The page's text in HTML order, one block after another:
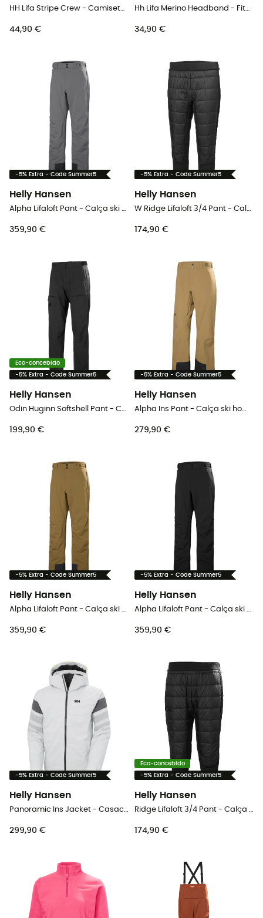
HH Lifa Stripe Crew - Camiseta técnica homem
44,90 €
Hh Lifa Merino Headband - Fita cabeça
34,90 €
-5% Extra - Code Summer5
Helly Hansen
Alpha Lifaloft Pant - Calça ski homem
359,90 €
-5% Extra - Code Summer5
Helly Hansen
W Ridge Lifaloft 3/4 Pant - Calça ski mulher
174,90 €
Eco-concebido
-5% Extra - Code Summer5
Helly Hansen
Odin Huginn Softshell Pant - Calça ski homem
199,90 €
-5% Extra - Code Summer5
Helly Hansen
Alpha Ins Pant - Calça ski homem
279,90 €
-5% Extra - Code Summer5
Helly Hansen
Alpha Lifaloft Pant - Calça ski homem
359,90 €
-5% Extra - Code Summer5
Helly Hansen
Alpha Lifaloft Pant - Calça ski homem
359,90 €
-5% Extra - Code Summer5
Helly Hansen
Panoramic Ins Jacket - Casaco de esquí homem
299,90 €
Eco-concebido
-5% Extra - Code Summer5
Helly Hansen
Ridge Lifaloft 3/4 Pant - Calça térmica homem
174,90 €